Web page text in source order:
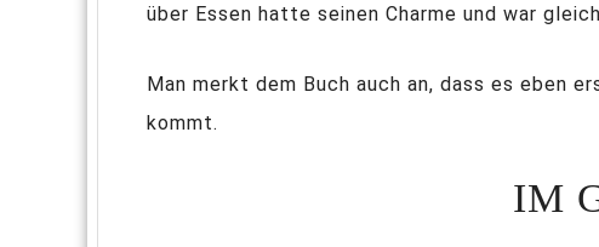
über Essen hatte seinen Charme und war
Man merkt dem Buch auch an, dass es eben
kommt.
IM